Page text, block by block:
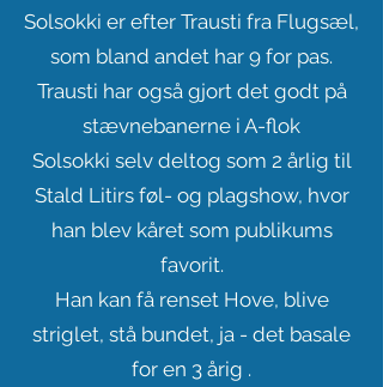
Solsokki er efter Trausti fra Flugsæl,
som bland andet har 9 for pas.
Trausti har også gjort det godt på
stævnebanerne i A-flok
Solsokki selv deltog som 2 årlig til
Stald Litirs føl- og plagshow, hvor
han blev kåret som publikums
favorit.
Han kan få renset Hove, blive
striglet, stå bundet, ja - det basale
for en 3 årig .